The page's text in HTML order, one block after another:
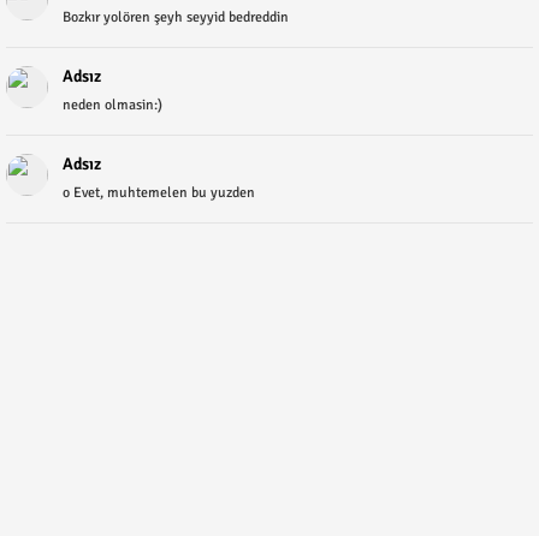
Bozkır yolören şeyh seyyid bedreddin
Adsız
neden olmasin:)
Adsız
o Evet, muhtemelen bu yuzden